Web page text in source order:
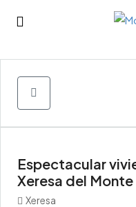
Espectacular
Xeresa del
Xeresa